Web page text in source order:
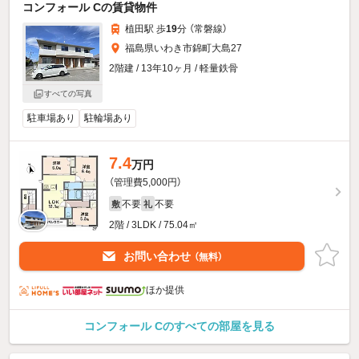
コンフォール Cの賃貸物件
すべての写真
植田駅 歩19分 （常磐線）
福島県いわき市錦町大島27
2階建 / 13年10ヶ月 / 軽量鉄骨
駐車場あり 駐輪場あり
7.4万円
（管理費5,000円）
敷 不要 礼 不要
2階 / 3LDK / 75.04㎡
お問い合わせ （無料）
ほか提供
コンフォール Cのすべての部屋を見る